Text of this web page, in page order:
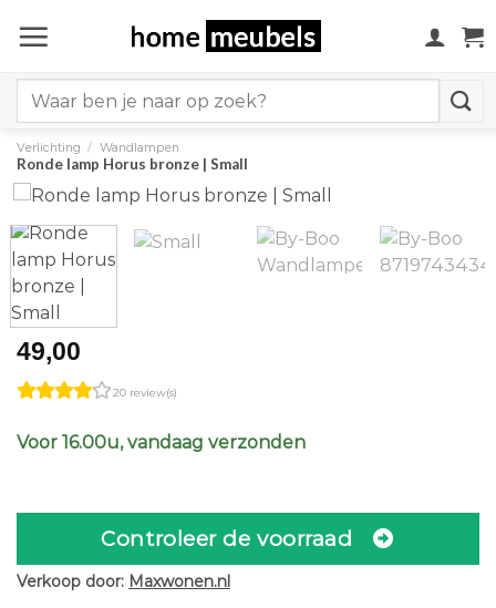
naar
for:
Verlichting / Wandlampen
Ronde lamp Horus bronze | Small
49,00
20 review(s)
Voor 16.00u, vandaag verzonden
Controleer de voorraad
Verkoop door: Maxwonen.nl